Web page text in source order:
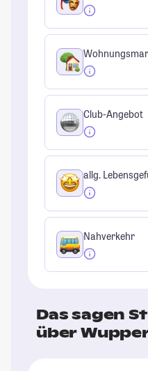
Club-Angebot
allg.
Nahverkehr
Das sagen
über